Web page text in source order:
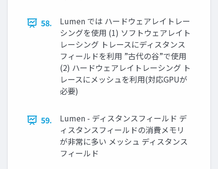
58.
Lumen では ハードウェアレイトレー
シングを使用 (1) ソフトウェアレイト
レーシング トレースにディスタンス
フィールドを利用 ”古代の谷”で使用
(2) ハードウェアレイトレーシング ト
レースにメッシュを利用(対応GPUが
必要)
59.
Lumen - ディスタンスフィールド デ
ィスタンスフィールドの消費メモリ
が非常に多い メッシュ ディスタンス
フィールド